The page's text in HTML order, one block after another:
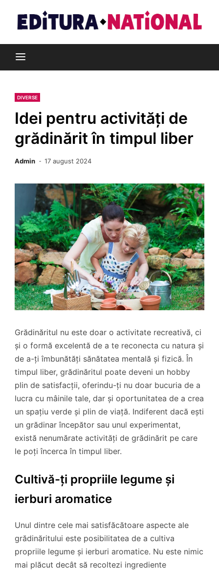
content
Editura Național
DIVERSE
Idei pentru activități de
grădinărit în timpul liber
Admin 17 august 2024
Grădinăritul nu este doar o activitate recreativă, ci
și o formă excelentă de a te reconecta cu natura și
de a-ți îmbunătăți sănătatea mentală și fizică. În
timpul liber, grădinăritul poate deveni un hobby
plin de satisfacții, oferindu-ți nu doar bucuria de a
lucra cu mâinile tale, dar și oportunitatea de a crea
un spațiu verde și plin de viață. Indiferent dacă ești
un grădinar începător sau unul experimentat,
există nenumărate activități de grădinărit pe care
le poți încerca în timpul liber.
Cultivă-ți propriile legume și
ierburi aromatice
Unul dintre cele mai satisfăcătoare aspecte ale
grădinăritului este posibilitatea de a cultiva
propriile legume și ierburi aromatice. Nu este nimic
mai plăcut decât să recoltezi ingrediente